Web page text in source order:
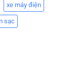
xe máy điện
sạc